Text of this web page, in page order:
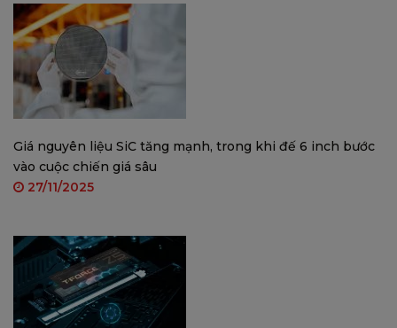
Giá nguyên liệu SiC tăng mạnh, trong khi đế 6 inch bước
vào cuộc chiến giá sâu
27/11/2025